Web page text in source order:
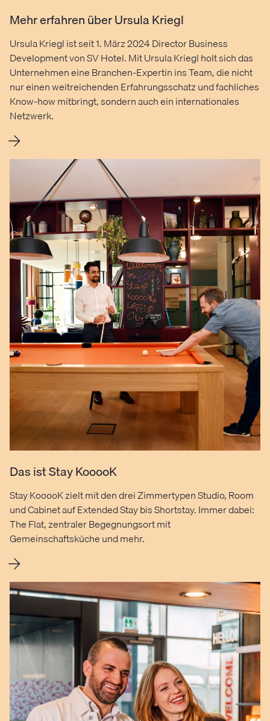
Mehr erfahren über Ursula Kriegl
Ursula Kriegl ist seit 1. März 2024 Director Business
Development von SV Hotel. Mit Ursula Kriegl holt sich das
Unternehmen eine Branchen-Expertin ins Team, die nicht
nur einen weitreichenden Erfahrungsschatz und fachliches
Know-how mitbringt, sondern auch ein internationales
Netzwerk.
Das ist Stay KooooK
Stay KooooK zielt mit den drei Zimmertypen Studio, Room
und Cabinet auf Extended Stay bis Shortstay. Immer dabei:
The Flat, zentraler Begegnungsort mit
Gemeinschaftsküche und mehr.